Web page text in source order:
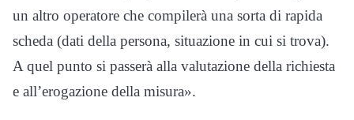
un altro operatore che compilerà una sorta di rapida
scheda (dati della persona, situazione in cui si trova).
A quel punto si passerà alla valutazione della richiesta
e all’erogazione della misura».